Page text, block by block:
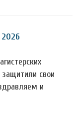
свои
и